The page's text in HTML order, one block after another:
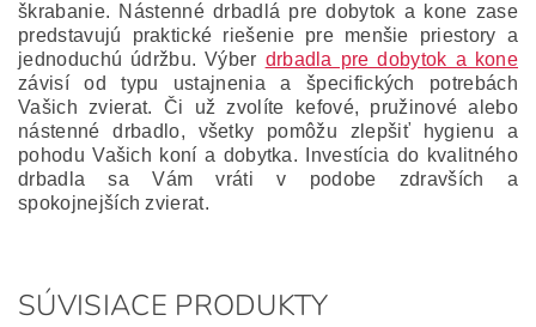
škrabanie. Nástenné drbadlá pre dobytok a kone zase
predstavujú praktické riešenie pre menšie priestory a
jednoduchú údržbu. Výber drbadla pre dobytok a kone
závisí od typu ustajnenia a špecifických potrebách
Vašich zvierat. Či už zvolíte kefové, pružinové alebo
nástenné drbadlo, všetky pomôžu zlepšiť hygienu a
pohodu Vašich koní a dobytka. Investícia do kvalitného
drbadla sa Vám vráti v podobe zdravších a
spokojnejších zvierat.
SÚVISIACE PRODUKTY